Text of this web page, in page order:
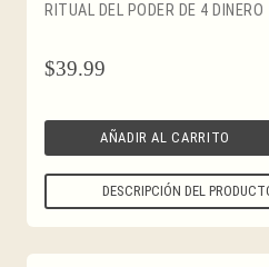
RITUAL DEL PODER DE 4 DINERO
$39.99
AÑADIR AL CARRITO
DESCRIPCIÓN DEL